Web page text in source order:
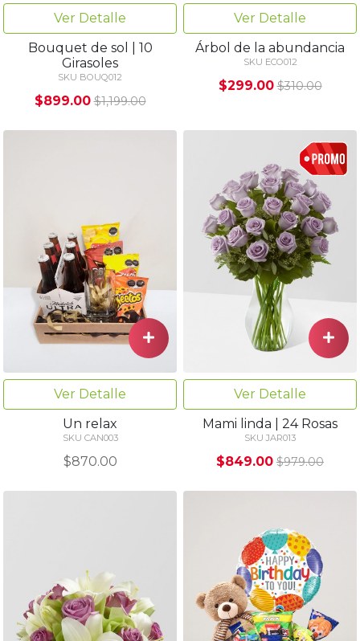
Ver Detalle
Bouquet de sol | 10
Girasoles
SKU BOUQ012
$899.00 $1,199.00
Ver Detalle
Árbol de la abundancia
SKU ECO012
$299.00 $310.00
Ver Detalle
Un relax
SKU CAN003
$870.00
Ver Detalle
Mami linda | 24 Rosas
SKU JAR013
$849.00 $979.00